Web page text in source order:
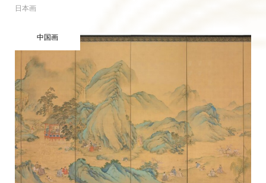
日本画
中国画